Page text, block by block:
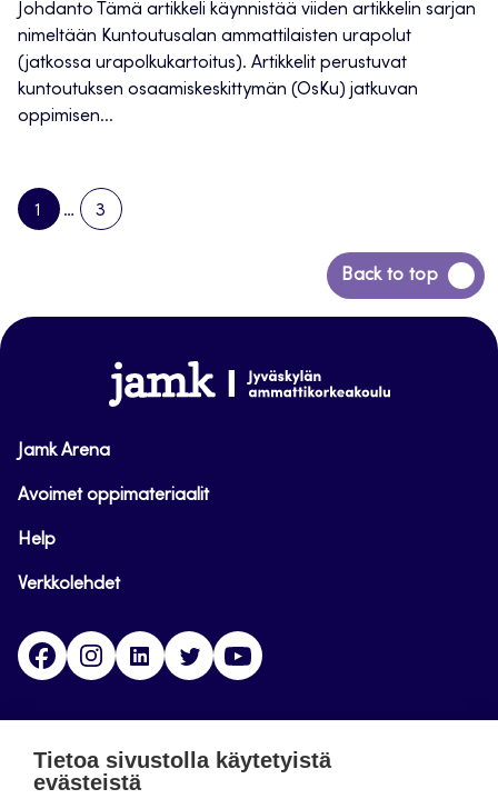
Johdanto Tämä artikkeli käynnistää viiden artikkelin sarjan
nimeltään Kuntoutusalan ammattilaisten urapolut
(jatkossa urapolkukartoitus). Artikkelit perustuvat
kuntoutuksen osaamiskeskittymän (OsKu) jatkuvan
oppimisen...
PAGE
1
…
PAGE
3
Back to top
Siirry
takaisin
www.jamk.fi
Jamk Arena
Avoimet oppimateriaalit
Help
Verkkolehdet
FacebookInstagramLinkedinTwitter
Tietoa sivustolla käytetyistä
evästeistä